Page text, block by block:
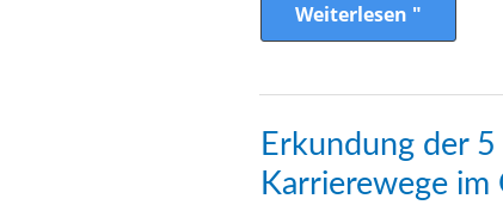
Weiterlesen "
Erkundung der
Karrierewege
Erkundung
der
5
Wichtige